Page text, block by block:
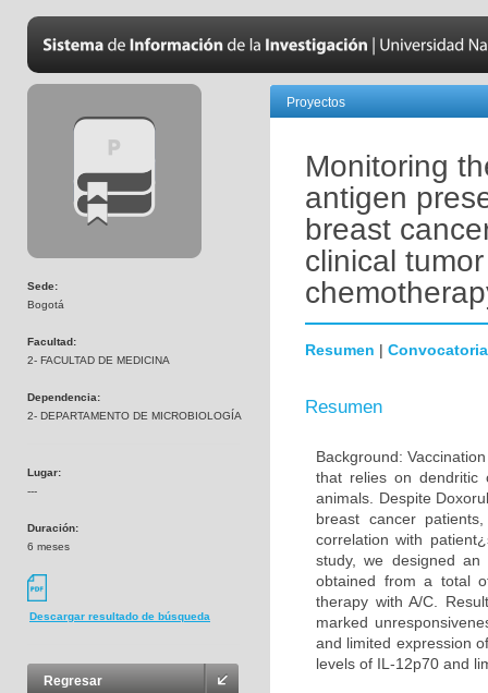
Sede:
Bogotá
Facultad:
2- FACULTAD DE MEDICINA
Dependencia:
2- DEPARTAMENTO DE MICROBIOLOGÍA
Lugar:
---
Duración:
6 meses
Descargar resultado de búsqueda
Regresar
Proyectos
Monitoring
antigen
breast
clinical
Resumen | Convocatoria
Resumen
Background:
that relies on dendritic
animals. Despite
breast cancer
correlation with
study, we designed
obtained from a total
therapy with A/C.
marked
and limited expression
levels of IL-12p70 and